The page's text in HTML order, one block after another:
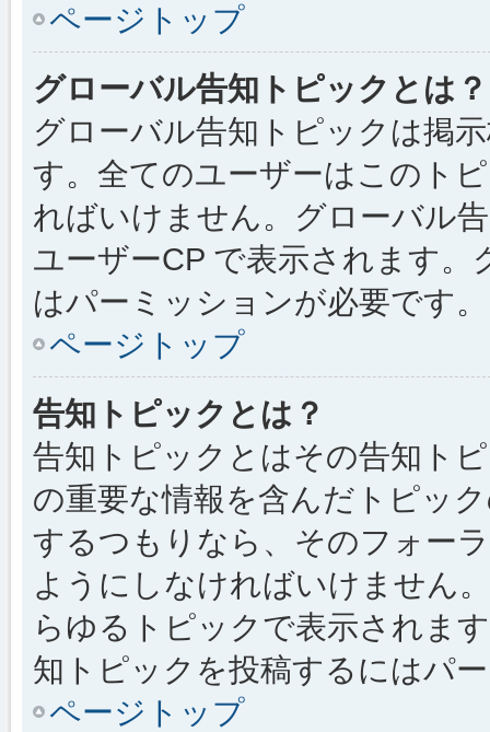
ページトップ
グローバル告知トピックとは？
グローバル告知トピックは掲
す。全てのユーザーはこのト
ればいけません。グローバル
ユーザーCP で表示されます
はパーミッションが必要です。
ページトップ
告知トピックとは？
告知トピックとはその告知ト
の重要な情報を含んだトピッ
するつもりなら、そのフォー
ようにしなければいけません
らゆるトピックで表示されま
知トピックを投稿するにはパ
ページトップ